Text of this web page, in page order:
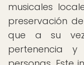
musicales
preservación
que a su
pertenencia